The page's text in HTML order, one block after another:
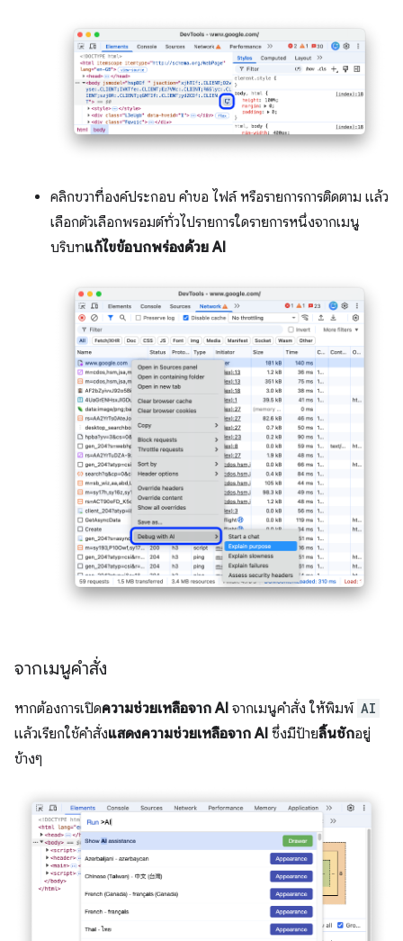
คลิกขวาที่องค์ประกอบ คำขอ ไฟล์ หรือรายการการติดตาม แล้ว
เลือกตัวเลือกพรอมต์ทั่วไปรายการใดรายการหนึ่งจากเมนู
บริบทแก้ไขข้อบกพร่องด้วย AI
จากเมนูคำสั่ง
หากต้องการเปิดความช่วยเหลือจาก AI จากเมนูคำสั่ง ให้พิมพ์ AI
แล้วเรียกใช้คำสั่งแสดงความช่วยเหลือจาก AI ซึ่งมีป้ายลิ้นชักอยู่
ข้างๆ